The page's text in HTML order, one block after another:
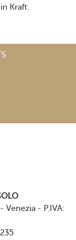
Kraft.
Venezia - P.IVA: